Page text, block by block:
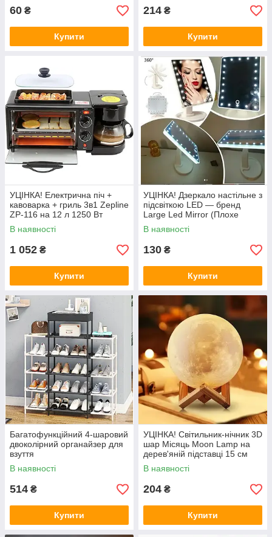
60 ₴
Купити
214 ₴
Купити
УЦІНКА! Електрична піч +
кавоварка + гриль 3в1 Zepline
ZP-116 на 12 л 1250 Вт
(Плохе паковання, Немає
заварника 3217)
В наявності
1 052 ₴
Купити
УЦІНКА! Дзеркало настільне з
підсвіткою LED — бренд
Large Led Mirror (Плохе
паковання, пошкодження на
дзеркалі 3225)
В наявності
130 ₴
Купити
Багатофункційний 4-шаровий
двоколірний органайзер для
взуття
В наявності
514 ₴
Купити
УЦІНКА! Світильник-нічник 3D
шар Місяць Moon Lamp на
дерев'яній підставці 15 см
(Плохе паковання 2792)
В наявності
204 ₴
Купити